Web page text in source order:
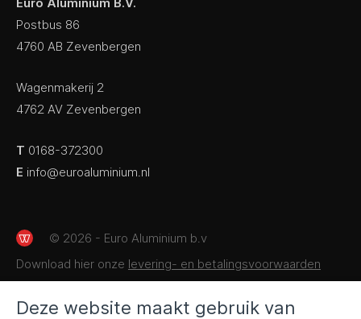
Postbus 86
4760 AB Zevenbergen
Wagenmakerij 2
4762 AV Zevenbergen
T 0168-372300
E info@euroaluminium.nl
© 2026 - Euro Aluminium b.v
Download hier onze levering- en betalingsvoorwaarden
Deze website maakt gebruik van